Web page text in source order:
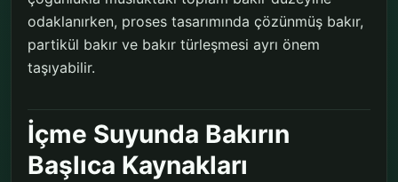
odaklanırken, proses tasarımında çözünmüş bakır,
partikül bakır ve bakır türleşmesi ayrı önem
taşıyabilir.
İçme Suyunda Bakırın
Başlıca Kaynakları